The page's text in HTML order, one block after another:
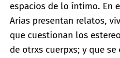
espacios de lo íntimo. En
Arias presentan relatos,
que cuestionan los
de otrxs cuerpxs; y que